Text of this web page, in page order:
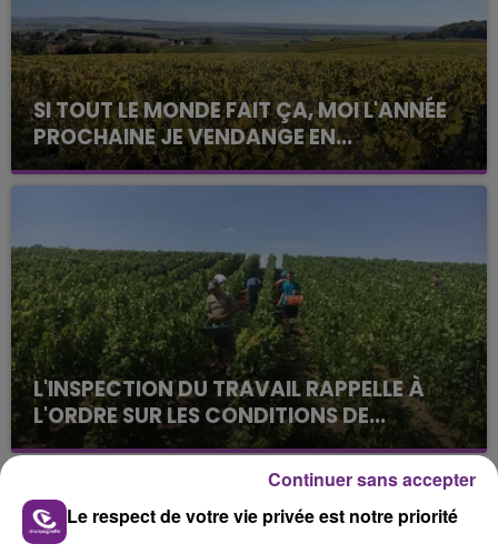
SI TOUT LE MONDE FAIT ÇA, MOI L'ANNÉE
PROCHAINE JE VENDANGE EN...
La vendange en Champagne a débuté ce jeudi 6
août dans la commune de Montgueux (Aube). Du
L'INSPECTION DU TRAVAIL RAPPELLE À
L'ORDRE SUR LES CONDITIONS DE...
Alors que les dates de début des vendange 2026
s'est avéré être plus précoce que prévu,
l'inspection du Travail en profite pour rappeler
les conditions de...
TITRES DIFFUSÉS
Le respect de votre vie privée est notre priorité
Continuer sans accepter